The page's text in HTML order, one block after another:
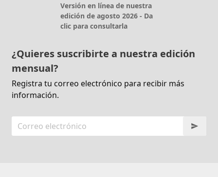
Versión en línea de nuestra
edición de agosto 2026 - Da
clic para consultarla
¿Quieres suscribirte a nuestra edición
mensual?
Registra tu correo electrónico para recibir más
información.